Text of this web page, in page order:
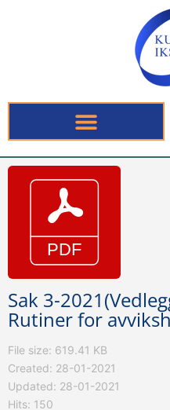
Sak 3-
Rutiner for
File size: 619.41 KB
Created: 28-01-2021
Updated: 28-01-2021
Hits: 150